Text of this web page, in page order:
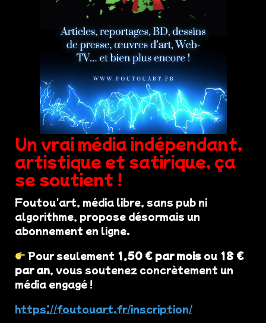
Un vrai média indépendant,
artistique et satirique, ça
se soutient !
Foutou'art, média libre, sans pub ni
algorithme, propose désormais un
abonnement en ligne.
Pour seulement 1,50 € par mois ou 18 €
par an, vous soutenez concrètement un
média engagé !
https://foutouart.fr/inscription/